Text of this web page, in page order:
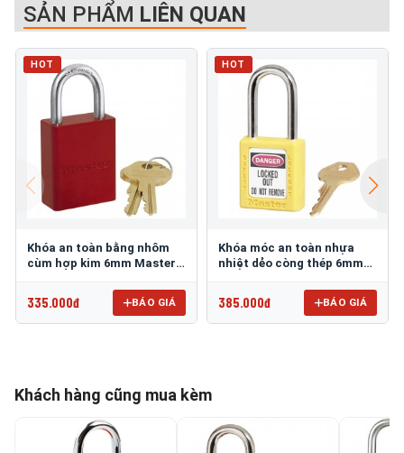
SẢN PHẨM LIÊN QUAN
HOT
Khóa an toàn bằng nhôm
cùm hợp kim 6mm Master
335.000đ BÁO GIÁ
HOT
Khóa móc an toàn nhựa
nhiệt dẻo còng thép 6mm
385.000đ BÁO GIÁ
Khách hàng cũng mua kèm